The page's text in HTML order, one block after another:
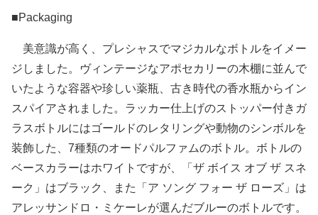
■Packaging
美意識が高く、プレシャスでマジカルなボトルをイメー
ジしました。ヴィンテージなアポセカリーの木棚に並んで
いたような容器や珍しい薬瓶、古き時代の香水瓶からイン
スパイアされました。ラッカー仕上げのストッパー付きガ
ラスボトルにはゴールドのレタリングや動物のシンボルを
装飾した、7種類のオードパルファムのボトル。ボトルの
ベースカラーはホワイトですが、「ザ ボイス オブ ザ スネ
ーク」はブラック、また「ア ソング フォー ザ ローズ」は
アレッサンドロ・ミケーレが選んだブルーのボトルです。